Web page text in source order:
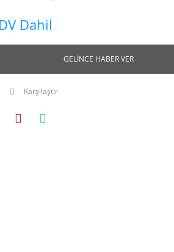
Dahil
GELİNCE HABER VER
Karşılaştır